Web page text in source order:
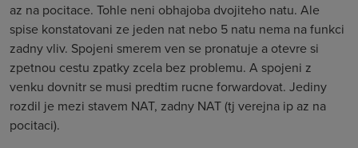
az na pocitace. Tohle neni obhajoba dvojiteho natu. Ale
spise konstatovani ze jeden nat nebo 5 natu nema na funkci
zadny vliv. Spojeni smerem ven se pronatuje a otevre si
zpetnou cestu zpatky zcela bez problemu. A spojeni z
venku dovnitr se musi predtim rucne forwardovat. Jediny
rozdil je mezi stavem NAT, zadny NAT (tj verejna ip az na
pocitaci).